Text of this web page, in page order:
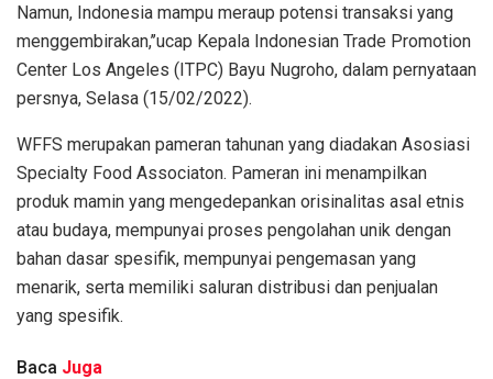
Namun, Indonesia mampu meraup potensi transaksi yang
menggembirakan,’’ucap Kepala Indonesian Trade Promotion
Center Los Angeles (ITPC) Bayu Nugroho, dalam pernyataan
persnya, Selasa (15/02/2022).
WFFS merupakan pameran tahunan yang diadakan Asosiasi
Specialty Food Associaton. Pameran ini menampilkan
produk mamin yang mengedepankan orisinalitas asal etnis
atau budaya, mempunyai proses pengolahan unik dengan
bahan dasar spesifik, mempunyai pengemasan yang
menarik, serta memiliki saluran distribusi dan penjualan
yang spesifik.
Baca Juga